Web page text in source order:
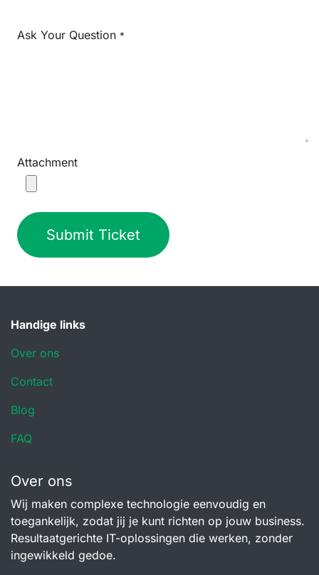
Ask Your Question *
Attachment
Submit Ticket
Handige links
Over ons
Contact
Blog
FAQ
Over ons
Wij maken complexe technologie eenvoudig en
toegankelijk, zodat jij je kunt richten op jouw business.
Resultaatgerichte IT-oplossingen die werken, zonder
ingewikkeld gedoe.